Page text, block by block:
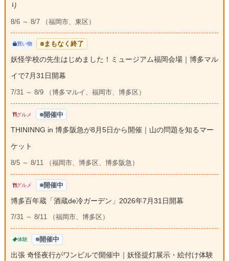
り
8/6 ～ 8/7 （福岡市、東区）
買い物 まもなく終了
妖怪学校の先生はじめました！ミュージアム福岡会場｜博多マル
イで7月31日開幕
7/31 ～ 8/9 （博多マルイ、福岡市、博多区）
グルメ 開催中
THININNG in 博多阪急が8月5日から開催｜山の問題を知るマー
ケット
8/5 ～ 8/11 （福岡市、博多区、博多阪急）
グルメ 開催中
博多百年蔵「酒蔵de冷ガーデン」2026年7月31日開幕
7/31 ～ 8/11 （福岡市、博多区）
体験 開催中
出張 奇怪夜行がワンビルで開催中｜妖怪提灯展示・絵付け体験